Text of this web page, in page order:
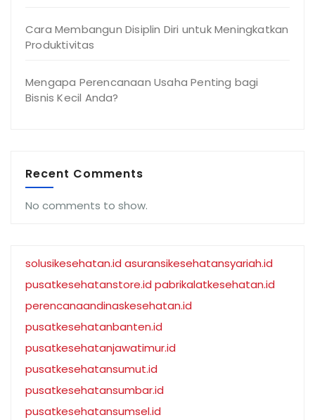
Cara Membangun Disiplin Diri untuk Meningkatkan
Produktivitas
Mengapa Perencanaan Usaha Penting bagi
Bisnis Kecil Anda?
Recent Comments
No comments to show.
solusikesehatan.id asuransikesehatansyariah.id
pusatkesehatanstore.id pabrikalatkesehatan.id
perencanaandinaskesehatan.id
pusatkesehatanbanten.id
pusatkesehatanjawatimur.id
pusatkesehatansumut.id
pusatkesehatansumbar.id
pusatkesehatansumsel.id